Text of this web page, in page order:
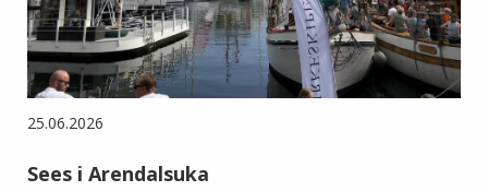
25.06.2026
Sees i Arendalsuka